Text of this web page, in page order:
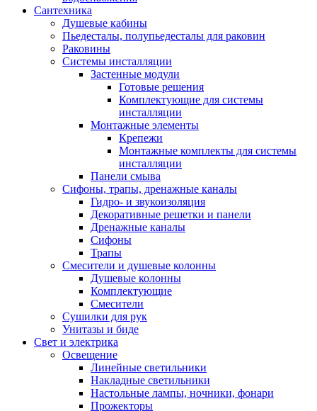
Сантехника
Душевые кабины
Пьедесталы, полупьедесталы для раковин
Раковины
Системы инсталляции
Застенные модули
Готовые решения
Комплектующие для системы
инсталляции
Монтажные элементы
Крепежи
Монтажные комплекты для системы
инсталляции
Панели смыва
Сифоны, трапы, дренажные каналы
Гидро- и звукоизоляция
Декоративные решетки и панели
Дренажные каналы
Сифоны
Трапы
Смесители и душевые колонны
Душевые колонны
Комплектующие
Смесители
Сушилки для рук
Унитазы и биде
Свет и электрика
Освещение
Линейные светильники
Накладные светильники
Настольные лампы, ночники, фонари
Прожекторы